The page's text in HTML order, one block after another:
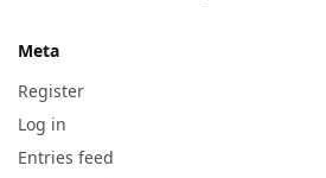
Meta
Register
Log in
Entries feed